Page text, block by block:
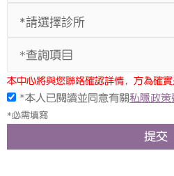
*查詢項目
本中心將與您聯絡確認詳情，方為確實
*本人已閱讀並同意有關私隱政策
*必需填寫
提交